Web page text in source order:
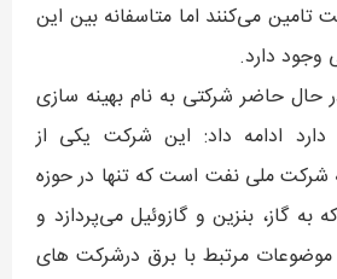
تامین می‌کنند اما متاسفانه بین این
وجود دارد.
حال حاضر شرکتی به نام بهینه سازی
ادامه داد: این شرکت یکی از
ملی نفت است که تنها در حوزه
گاز، بنزین و گازوئیل می‌پردازد و
مرتبط با برق درشرکت های